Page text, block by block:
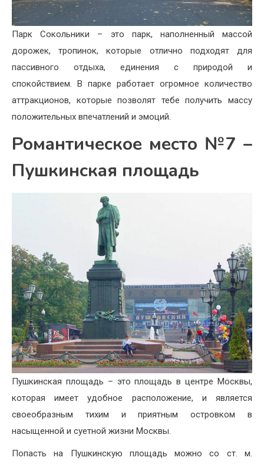
Парк Сокольники – это парк, наполненный массой
дорожек, тропинок, которые отлично подходят для
пассивного отдыха, единения с природой и
спокойствием. В парке работает огромное количество
аттракционов, которые позволят тебе получить массу
положительных впечатлений и эмоций.
Романтическое место №7 –
Пушкинская площадь
Пушкинская площадь – это площадь в центре Москвы,
которая имеет удобное расположение, и является
своеобразным тихим и приятным островком в
насыщенной и суетной жизни Москвы.
Попасть на Пушкинскую площадь можно со ст. м.